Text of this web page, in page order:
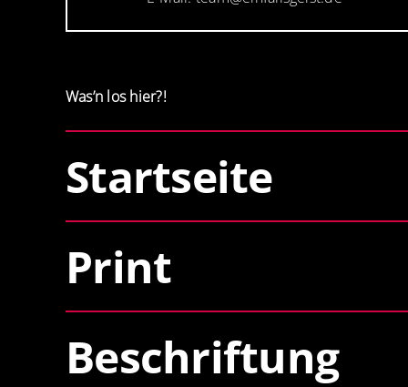
Was’n los hier?!
Startseite
Print
Beschriftung